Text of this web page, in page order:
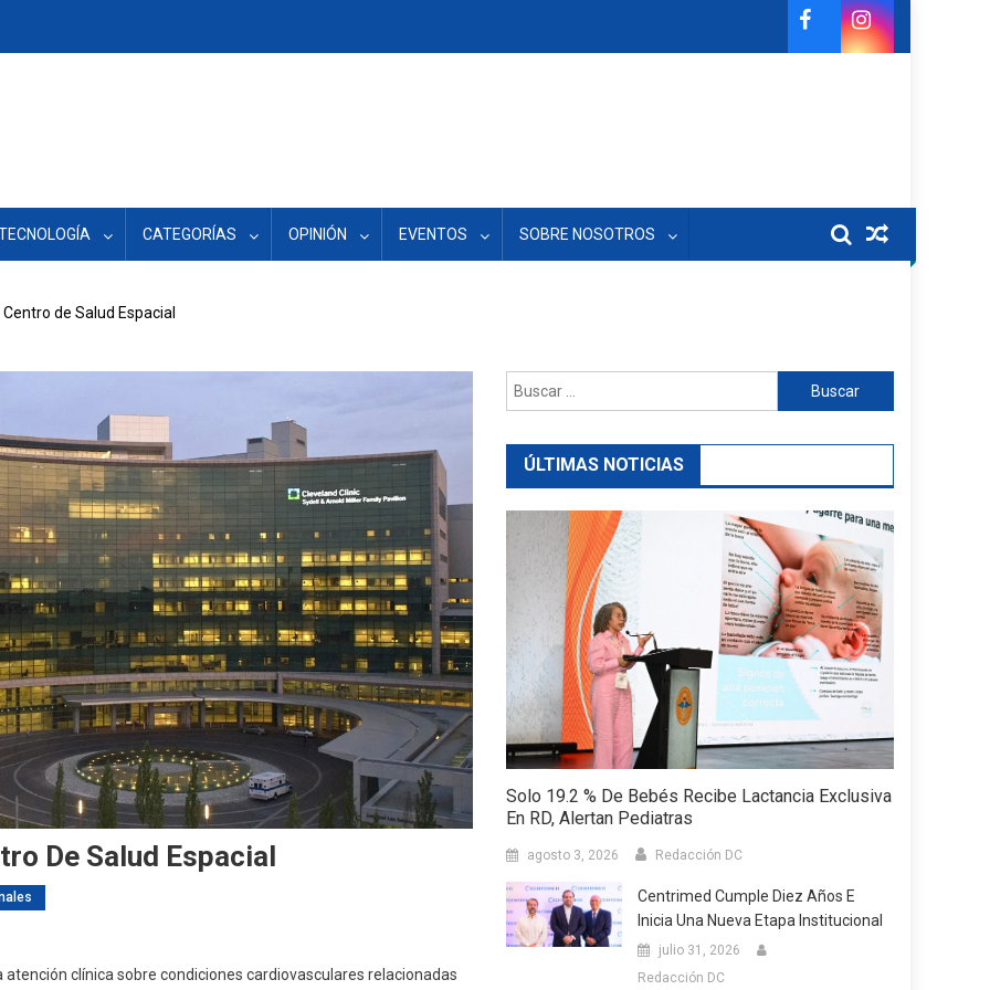
CATEGORÍAS OPINIÓN EVENTOS SOBRE NOSOTROS
de Salud Espacial
De Salud Espacial
clínica sobre condiciones cardiovasculares relacionadas
Buscar:
ÚLTIMAS NOTICIAS
Solo 19.2 % De Bebés Recibe Lactancia Exclusiva
En RD, Alertan Pediatras
agosto 3, 2026 Redacción DC
Centrimed Cumple Diez Años E
Inicia Una Nueva Etapa Institucional
julio 31, 2026
Redacción DC